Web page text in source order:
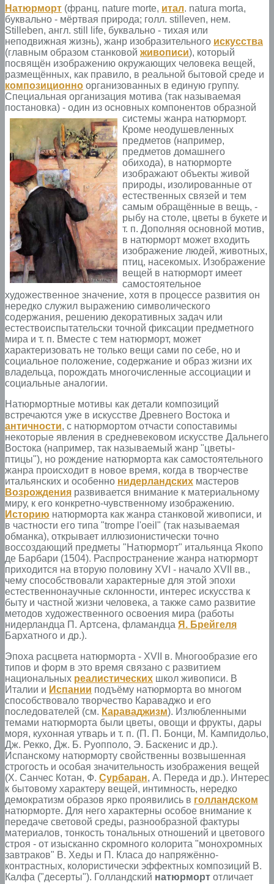
Натюрморт (франц. nature morte, итал. natura morta,
буквально - мёртвая природа; голл. stilleven, нем.
Stilleben, англ. still life, буквально - тихая или
неподвижная жизнь), жанр изобразительного искусства
(главным образом станковой живописи), который
посвящён изображению окружающих человека вещей,
размещённых, как правило, в реальной бытовой среде и
композиционно организованных в единую группу.
Специальная организация мотива (так называемая
постановка) - один из основных компонентов образной
системы жанра натюрморт.
Кроме неодушевленных
предметов (например,
предметов домашнего
обихода), в натюрморте
изображают объекты живой
природы, изолированные от
естественных связей и тем
самым обращённые в вещь, -
рыбу на столе, цветы в букете и
т. п. Дополняя основной мотив,
в натюрморт может входить
изображение людей, животных,
птиц, насекомых. Изображение
вещей в натюрморт имеет
самостоятельное
художественное значение, хотя в процессе развития он
нередко служил выражению символического
содержания, решению декоративных задач или
естествоиспытательски точной фиксации предметного
мира и т. п. Вместе с тем натюрморт, может
характеризовать не только вещи сами по себе, но и
социальное положение, содержание и образ жизни их
владельца, порождать многочисленные ассоциации и
социальные аналогии.
Натюрмортные мотивы как детали композиций
встречаются уже в искусстве Древнего Востока и
античности, с натюрмортом отчасти сопоставимы
некоторые явления в средневековом искусстве Дальнего
Востока (например, так называемый жанр "цветы-
птицы"), но рождение натюрморта как самостоятельного
жанра происходит в новое время, когда в творчестве
итальянских и особенно нидерландских мастеров
Возрождения развивается внимание к материальному
миру, к его конкретно-чувственному изображению.
Историю натюрморта как жанра станковой живописи, и
в частности его типа "trompe l'oeil" (так называемая
обманка), открывает иллюзионистически точно
воссоздающий предметы "Натюрморт" итальянца Якопо
де Барбари (1504). Распространение жанра натюрморт
приходится на вторую половину XVI - начало XVII вв.,
чему способствовали характерные для этой эпохи
естественнонаучные склонности, интерес искусства к
быту и частной жизни человека, а также само развитие
методов художественного освоения мира (работы
нидерландца П. Артсена, фламандца Я. Брейгеля
Бархатного и др.).
Эпоха расцвета натюрморта - XVII в. Многообразие его
типов и форм в это время связано с развитием
национальных реалистических школ живописи. В
Италии и Испании подъёму натюрморта во многом
способствовало творчество Караваджо и его
последователей (см. Караваджизм). Излюбленными
темами натюрморта были цветы, овощи и фрукты, дары
моря, кухонная утварь и т. п. (П. П. Бонци, М. Кампидольо,
Дж. Рекко, Дж. Б. Руопполо, Э. Баскенис и др.).
Испанскому натюрморту свойственны возвышенная
строгость и особая значительность изображения вещей
(X. Санчес Котан, Ф. Сурбаран, А. Переда и др.). Интерес
к бытовому характеру вещей, интимность, нередко
демократизм образов ярко проявились в голландском
натюрморте. Для него характерны особое внимание к
передаче световой среды, разнообразной фактуры
материалов, тонкость тональных отношений и цветового
строя - от изысканно скромного колорита "монохромных
завтраков" В. Хеды и П. Класа до напряжённо-
контрастных, колористически эффектных композиций В.
Калфа ("десерты"). Голландский натюрморт отличает